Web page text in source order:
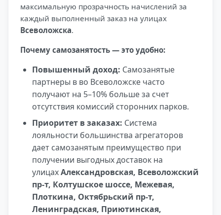
максимальную прозрачность начислений за
каждый выполненный заказ на улицах
Всеволожска.
Почему самозанятость — это удобно:
Повышенный доход: Самозанятые
партнеры в во Всеволожске часто
получают на 5–10% больше за счет
отсутствия комиссий сторонних парков.
Приоритет в заказах: Система
лояльности большинства агрегаторов
дает самозанятым преимущество при
получении выгодных доставок на
улицахАлександровская, Всеволожский
пр-т, Колтушское шоссе, Межевая,
Плоткина, Октябрьский пр-т,
Ленинградская, Приютинская,